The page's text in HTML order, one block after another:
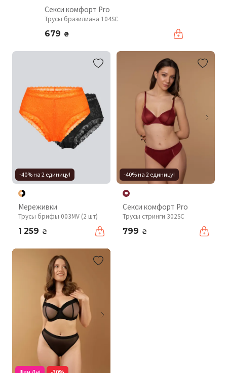
Секси комфорт Pro
Трусы бразилиана 104SC
679 ₴
-40% на 2 единицу!
Мереживки
Трусы брифы 003MV (2 шт)
1 259 ₴
-40% на 2 единицу!
Секси комфорт Pro
Трусы стринги 302SC
799 ₴